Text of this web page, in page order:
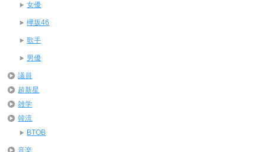
女優
欅坂46
歌手
男優
議員
超新星
雑学
韓流
BTOB